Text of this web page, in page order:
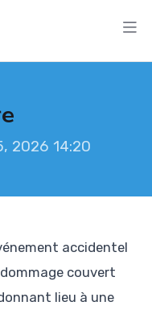
2026 14:20
accidentel
couvert
lieu à une